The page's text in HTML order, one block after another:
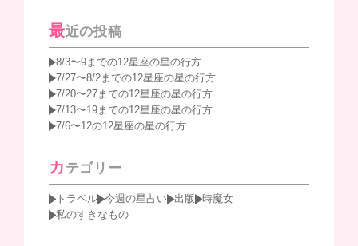
最近の投稿
8/3〜9までの12星座の星の行方
7/27〜8/2までの12星座の星の行方
7/20〜27までの12星座の星の行方
7/13〜19までの12星座の星の行方
7/6〜12の12星座の星の行方
カ テゴリー
トラベル 今週の星占い 出版
時魔女
私のすきなもの